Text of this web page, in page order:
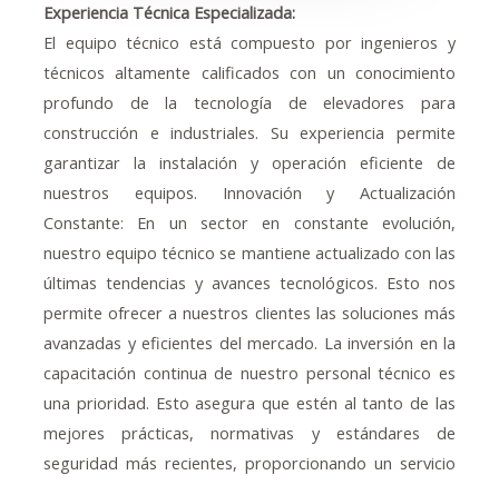
Experiencia Técnica Especializada:
El equipo técnico está compuesto por ingenieros y
técnicos altamente calificados con un conocimiento
profundo de la tecnología de elevadores para
construcción e industriales. Su experiencia permite
garantizar la instalación y operación eficiente de
nuestros equipos. Innovación y Actualización
Constante: En un sector en constante evolución,
nuestro equipo técnico se mantiene actualizado con las
últimas tendencias y avances tecnológicos. Esto nos
permite ofrecer a nuestros clientes las soluciones más
avanzadas y eficientes del mercado. La inversión en la
capacitación continua de nuestro personal técnico es
una prioridad. Esto asegura que estén al tanto de las
mejores prácticas, normativas y estándares de
seguridad más recientes, proporcionando un servicio